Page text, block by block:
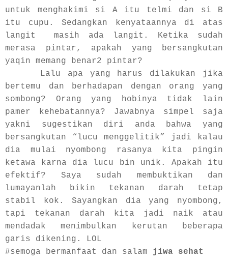
untuk menghakimi si A itu telmi dan si B
itu cupu. Sedangkan kenyataannya di atas
langit masih ada langit. Ketika sudah
merasa pintar, apakah yang bersangkutan
yaqin memang benar2 pintar?
Lalu apa yang harus dilakukan jika
bertemu dan berhadapan dengan orang yang
sombong? Orang yang hobinya tidak lain
pamer kehebatannya? Jawabnya simpel saja
yakni sugestikan diri anda bahwa yang
bersangkutan “lucu menggelitik” jadi kalau
dia mulai nyombong rasanya kita pingin
ketawa karna dia lucu bin unik. Apakah itu
efektif? Saya sudah membuktikan dan
lumayanlah bikin tekanan darah tetap
stabil kok. Sayangkan dia yang nyombong,
tapi tekanan darah kita jadi naik atau
mendadak menimbulkan kerutan beberapa
garis dikening. LOL
#semoga bermanfaat dan salam jiwa sehat